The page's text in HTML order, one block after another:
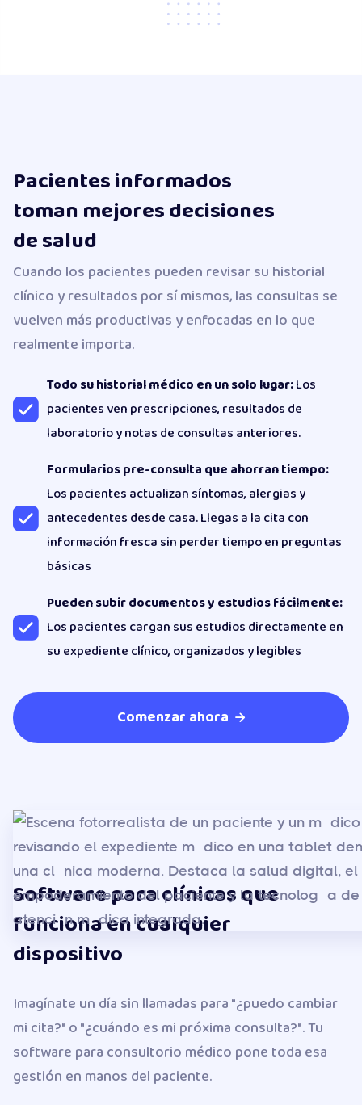
Pacientes informados
toman mejores decisiones
de salud
Cuando los pacientes pueden revisar su historial
clínico y resultados por sí mismos, las consultas se
vuelven más productivas y enfocadas en lo que
realmente importa.
Todo su historial médico en un solo lugar:Los
pacientes ven prescripciones, resultados de
laboratorio y notas de consultas anteriores.
Formularios pre-consulta que ahorran tiempo:
Los pacientes actualizan síntomas, alergias y
antecedentes desde casa. Llegas a la cita con
información fresca sin perder tiempo en preguntas
básicas
Pueden subir documentos y estudios fácilmente:
Los pacientes cargan sus estudios directamente en
su expediente clínico, organizados y legibles
Comenzar ahora 
Software para clínicas que
funciona en cualquier
dispositivo
Imagínate un día sin llamadas para "¿puedo cambiar
mi cita?" o "¿cuándo es mi próxima consulta?". Tu
software para consultorio médico pone toda esa
gestión en manos del paciente.